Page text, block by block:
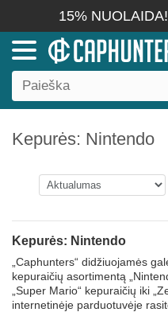
15% NUOLAIDA!
Kepurės: Nintendo
Kepurės: Nintendo
„Caphunters“ didžiuojamės
kepuraičių asortimentą
„Super Mario“ kepuraičių iki
internetinėje parduotuvėje